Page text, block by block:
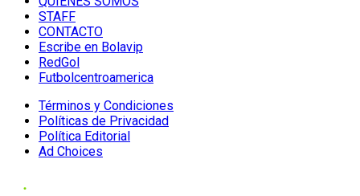
STAFF
CONTACTO
Escribe en Bolavip
RedGol
Futbolcentroamerica
Términos y Condiciones
Políticas de Privacidad
Política Editorial
Ad Choices